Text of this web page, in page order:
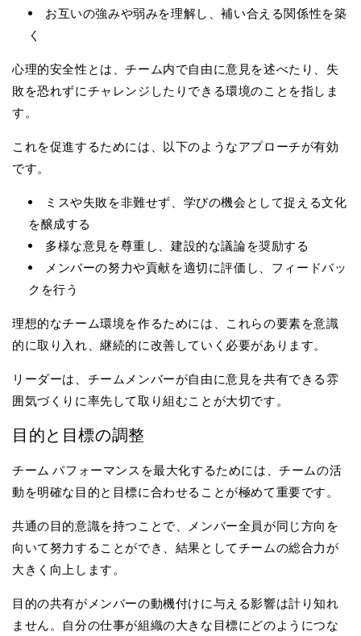
お互いの強みや弱みを理解し、補い合える関係性を築
く
心理的安全性とは、チーム内で自由に意見を述べたり、失
敗を恐れずにチャレンジしたりできる環境のことを指しま
す。
これを促進するためには、以下のようなアプローチが有効
です。
ミスや失敗を非難せず、学びの機会として捉える文化
を醸成する
多様な意見を尊重し、建設的な議論を奨励する
メンバーの努力や貢献を適切に評価し、フィードバッ
クを行う
理想的なチーム環境を作るためには、これらの要素を意識
的に取り入れ、継続的に改善していく必要があります。
リーダーは、チームメンバーが自由に意見を共有できる雰
囲気づくりに率先して取り組むことが大切です。
目的と目標の調整
チーム パフォーマンスを最大化するためには、チームの活
動を明確な目的と目標に合わせることが極めて重要です。
共通の目的意識を持つことで、メンバー全員が同じ方向を
向いて努力することができ、結果としてチームの総合力が
大きく向上します。
目的の共有がメンバーの動機付けに与える影響は計り知れ
ません。自分の仕事が組織の大きな目標にどのようにつな